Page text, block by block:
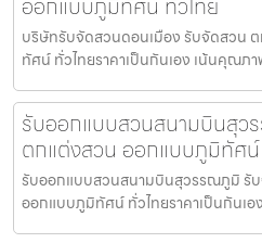
บริษัทรับจัดสวนดอนเมือง รับจัดสวน
ทัศน์ ทั่วไทยราคาเป็นกันเอง เน้นคุณภ
รับออกแบบสวนสนามบินสุ
ตกแต่งสวน ออกแบบภูมิทัศน์
รับออกแบบสวนสนามบินสุวรรณภูมิ รั
ออกแบบภูมิทัศน์ ทั่วไทยราคาเป็นกันเ